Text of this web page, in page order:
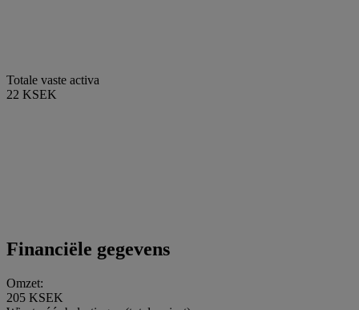
Totale vaste activa
22 KSEK
Financiële gegevens
Omzet:
205 KSEK